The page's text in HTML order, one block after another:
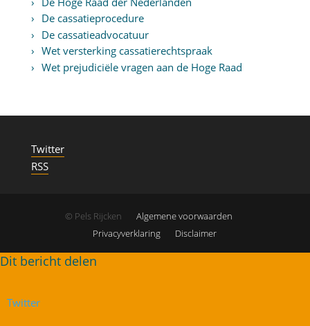
De cassatieprocedure
De cassatieadvocatuur
Wet versterking cassatierechtspraak
Wet prejudiciële vragen aan de Hoge Raad
Twitter
RSS
© Pels Rijcken
Algemene voorwaarden
Privacyverklaring
Disclaimer
Twitter